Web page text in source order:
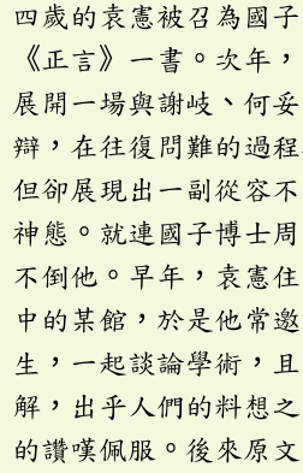
四歲的袁憲被召為國
《正言》一書。次年
展開一場與謝岐、何
辯，在往復問難的過
但卻展現出一副從容
神態。就連國子博士
不倒他。早年，袁憲
中的某館，於是他常
生，一起談論學術，
解，出乎人們的料想
的讚嘆佩服。後來原